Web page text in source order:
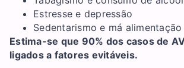
Estresse e depressão
Sedentarismo e má alimentação
Estima-se que 90% dos casos de
ligados a fatores evitáveis.